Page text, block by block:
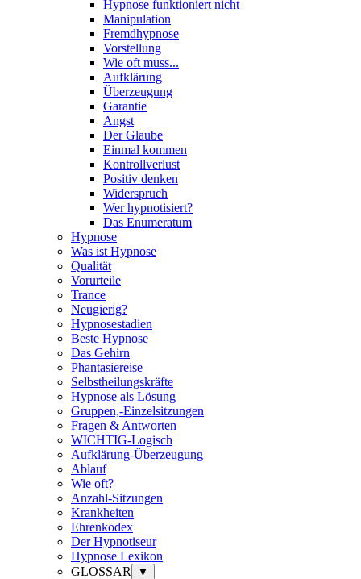
Hypnose funktioniert nicht
Manipulation
Fremdhypnose
Vorstellung
Wie oft muss...
Aufklärung
Überzeugung
Garantie
Angst
Der Glaube
Einmal kommen
Kontrollverlust
Positiv denken
Widerspruch
Wer hypnotisiert?
Das Enumeratum
Hypnose
Was ist Hypnose
Qualität
Vorurteile
Trance
Neugierig?
Hypnosestadien
Beste Hypnose
Das Gehirn
Phantasiereise
Selbstheilungskräfte
Hypnose als Lösung
Gruppen,-Einzelsitzungen
Fragen & Antworten
WICHTIG-Logisch
Aufklärung-Überzeugung
Ablauf
Wie oft?
Anzahl-Sitzungen
Krankheiten
Ehrenkodex
Der Hypnotiseur
Hypnose Lexikon
GLOSSAR
▼